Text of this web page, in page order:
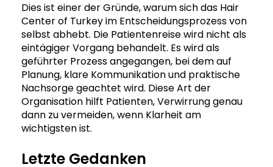
Dies ist einer der Gründe, warum sich das Hair
Center of Turkey im Entscheidungsprozess von
selbst abhebt. Die Patientenreise wird nicht als
eintägiger Vorgang behandelt. Es wird als
geführter Prozess angegangen, bei dem auf
Planung, klare Kommunikation und praktische
Nachsorge geachtet wird. Diese Art der
Organisation hilft Patienten, Verwirrung genau
dann zu vermeiden, wenn Klarheit am
wichtigsten ist.
Letzte Gedanken